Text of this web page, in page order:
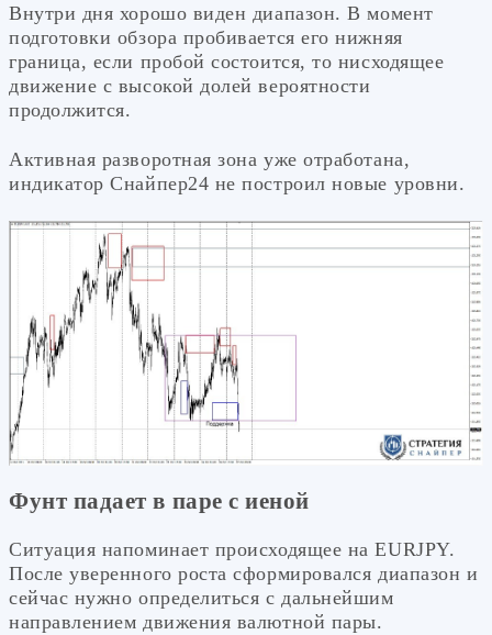
Внутри дня хорошо виден диапазон. В момент
подготовки обзора пробивается его нижняя
граница, если пробой состоится, то нисходящее
движение с высокой долей вероятности
продолжится.
Активная разворотная зона уже отработана,
индикатор Снайпер24 не построил новые уровни.
Фунт падает в паре с иеной
Ситуация напоминает происходящее на EURJPY.
После уверенного роста сформировался диапазон и
сейчас нужно определиться с дальнейшим
направлением движения валютной пары.